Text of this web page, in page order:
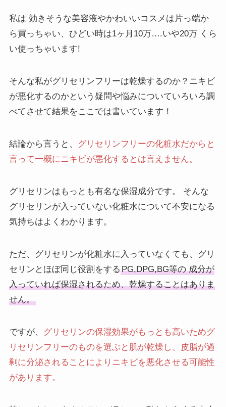
私は 効きそうな美容液やかわいいコスメは片っ端か
ら買っちゃい、ひどい時は1ヶ月10万….いや20万 くら
い使っちゃいます!
そんな私がグリセリンフリーは乾燥するのか？ニキビ
が悪化するのかという疑問や悩みについていろいろ調
べてさせて結果をここでは書いています！
結論から言うと、
グリセリンフリーの化粧水だからと
言って一概にニキビが悪化するとは言えません。
グリセリンはもっとも有名な保湿成分です。 そんな
グリセリンが入っていない化粧水について不安になる
気持ちはよくわかります。
ただ、グリセリンが化粧水に入っていなくても、グリ
セリンとほぼ同じ役割をする PG,DPG,BG等の 成分が
入っていれば保湿されるため、乾燥することはありま
せん。
ですが、
グリセリンの保湿効果がもっとも高いためグ
リセリンフリーのものを選ぶと肌が乾燥し、皮脂が過
剰に分泌されることによりニキビを悪化させる可能性
があります。